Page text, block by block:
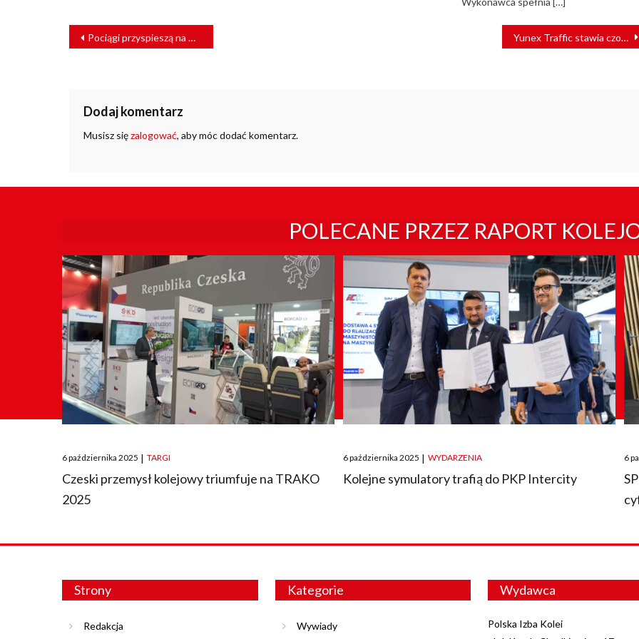
NAWIGACJA
WPISU
Pociągi przyspieszą na Centralnej Magistrali Kolejowej Yunex Traffic stawia czoło wyzwaniu inteligentnej mobilności
Dodaj komentarz
Musisz sięzalogować, aby móc dodać komentarz.
POLECANE PRZEZ RAPORT
Posted
on
6 października 2025 | TARGI
Czeski przemysł kolejowy triumfuje na TRAKO
2025
Posted
on
6 października 2025 | WYDARZENIA
Kolejne symulatory trafią do PKP Intercity
on
6
Strony
Redakcja
Kategorie
Wywiady
Wydawca
Polska Izba Kolei